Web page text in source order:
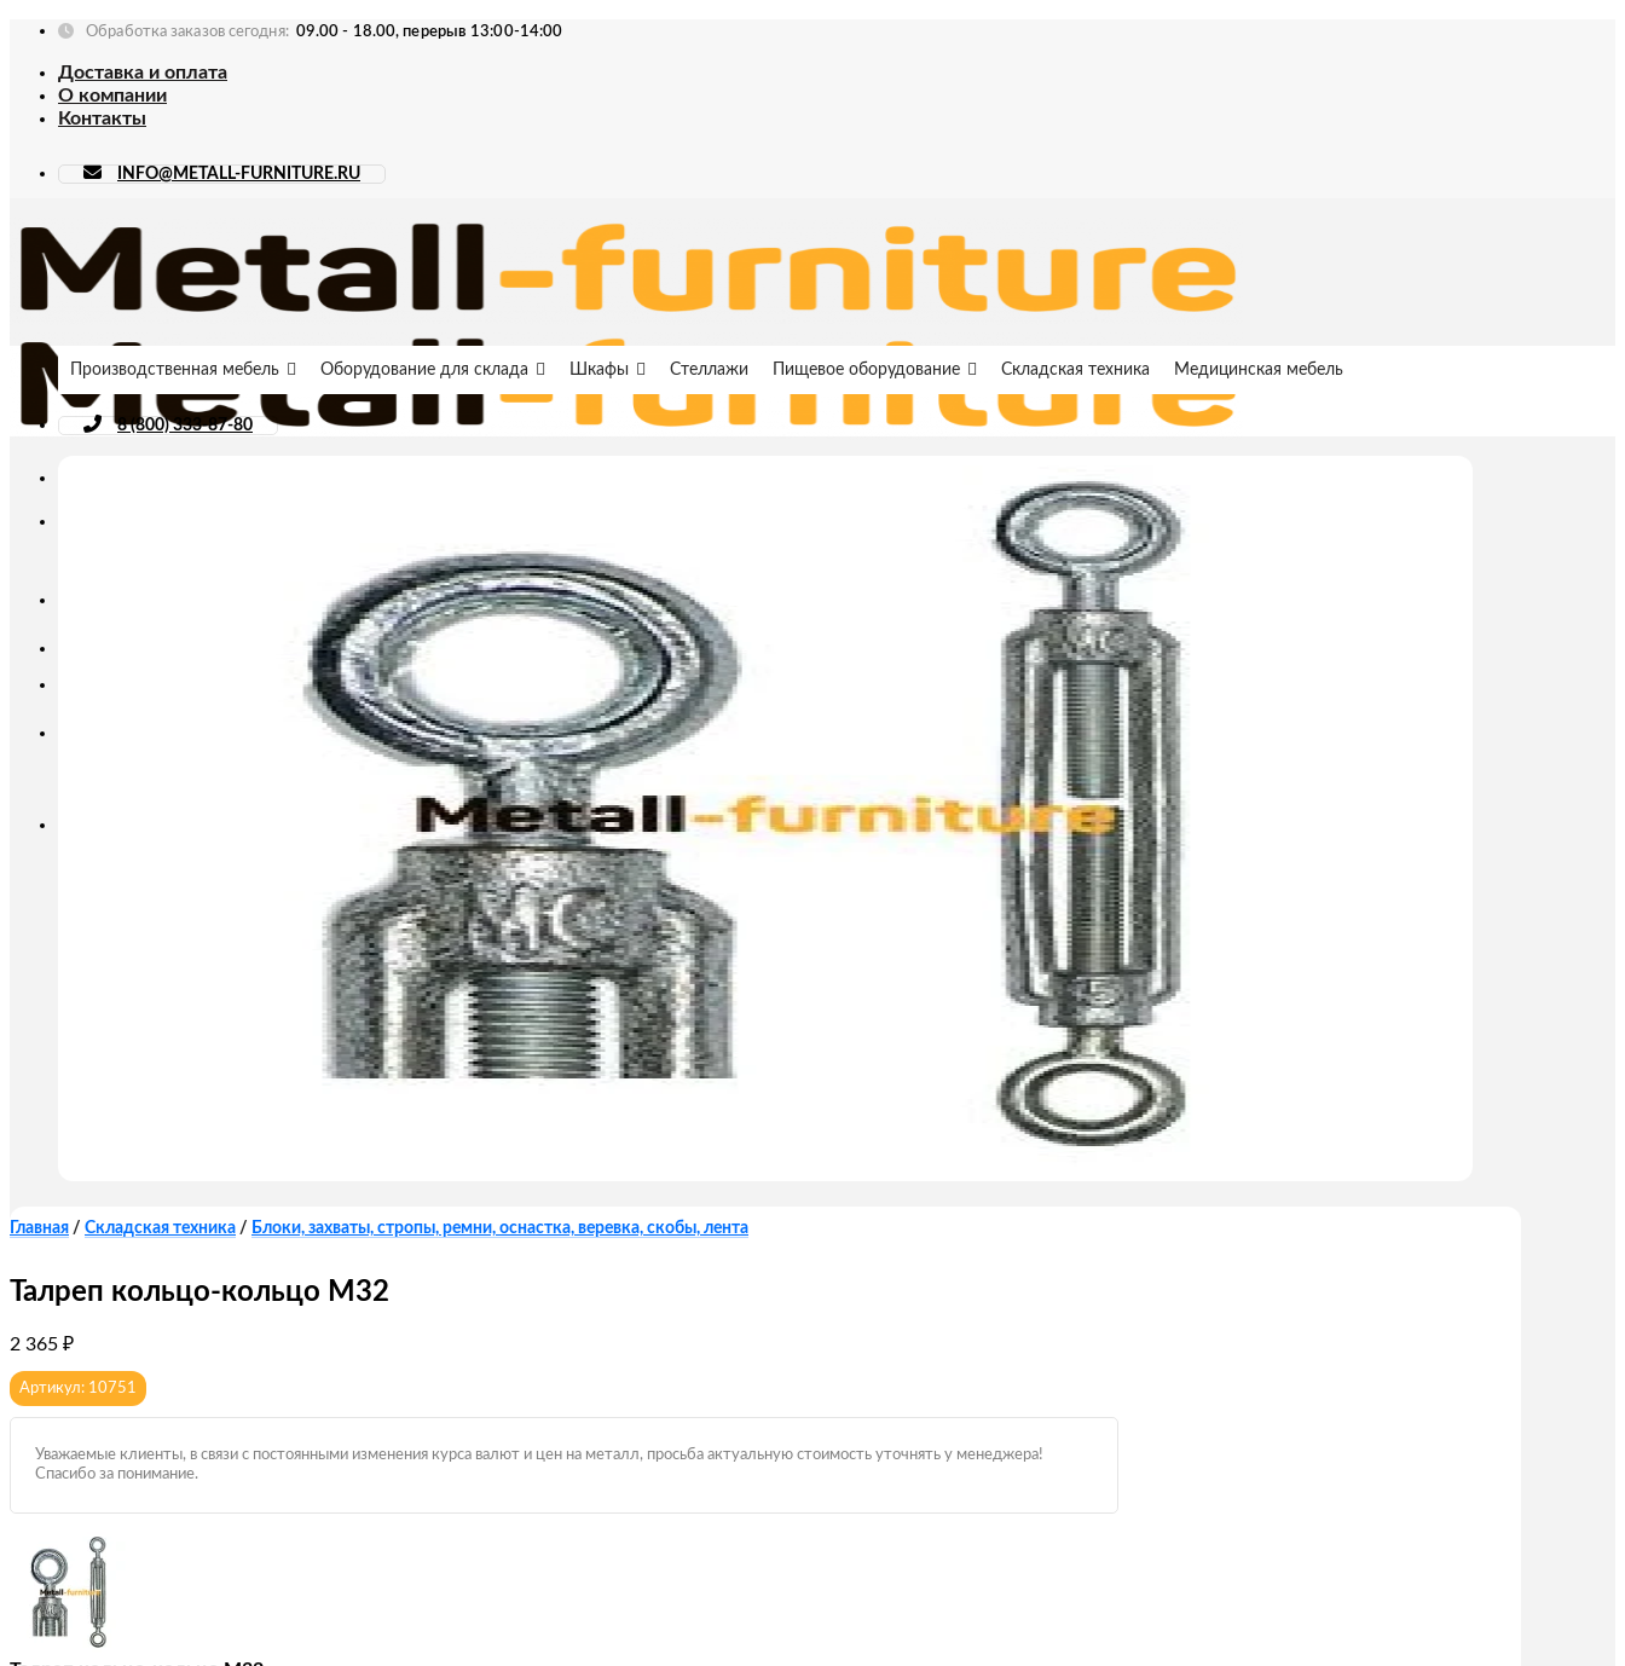
Skip
content
Обработка заказов сегодня: 09.00 - 18.00, перерыв 13:00-14:00
Доставка и оплата
О компании
Контакты
INFO@METALL-FURNITURE.RU
INFO@METALL-FURNITURE.RU
Производственная мебель Оборудование для склада Шкафы Стеллажи Пищевое оборудование Складская техника Медицинская мебель
8 (800) 333-87-80
Главная / Складская техника / Блоки, захваты, стропы, ремни, оснастка, веревка, скобы, лента
Талреп кольцо-кольцо М32
2 365 ₽
Артикул: 10751
Уважаемые клиенты, в связи с постоянными изменения курса валют и цен на металл, просьба актуальную стоимость уточнять у менеджера!
Спасибо за понимание.